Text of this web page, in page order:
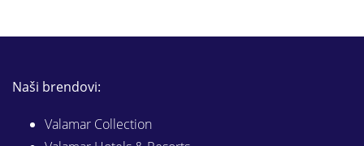
Naši brendovi:
Valamar Collection